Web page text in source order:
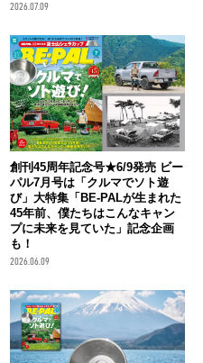
2026.07.09
創刊45周年記念号★6/9発売 ビー
パル7月号は「クルマでソト遊
び」大特集「BE-PALが生まれた
45年前、僕たちはこんなキャン
プに未来を見ていた」記念企画
も！
2026.06.09